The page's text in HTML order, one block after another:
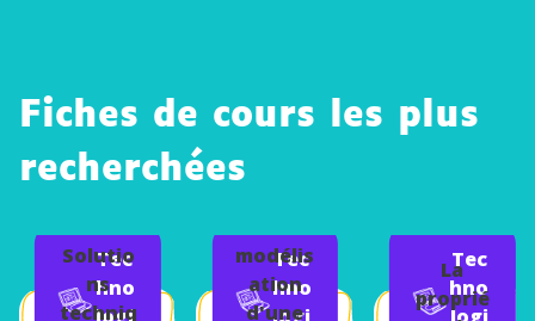
Fiches de cours les plus
recherchées
Tec
hno
Solutio
ns
techniq
Tec
hno
modélis
ation
d'une
Tec
hno
La
proprié